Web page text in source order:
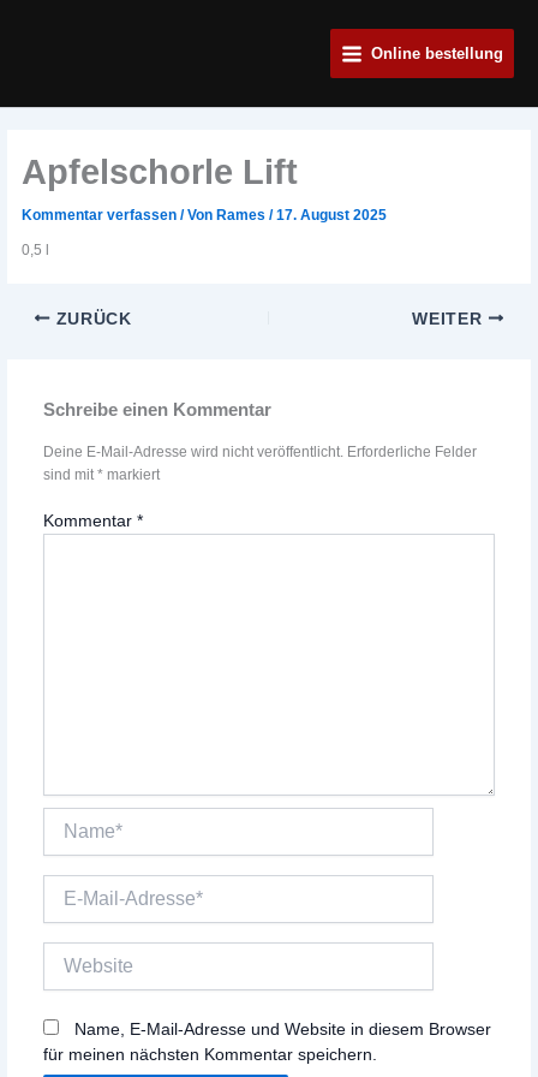
MenuOnline bestellung
Apfelschorle Lift
Kommentar verfassen / VonRames/17. August 2025
0,5 l
ZURÜCK WEITER
Schreibe einen Kommentar
Deine E-Mail-Adresse wird nicht veröffentlicht. Erforderliche Felder
sind mit* markiert
Kommentar*
Name*
Mail-
Name, E-Mail-Adresse und Website in diesem Browser
für meinen nächsten Kommentar speichern.